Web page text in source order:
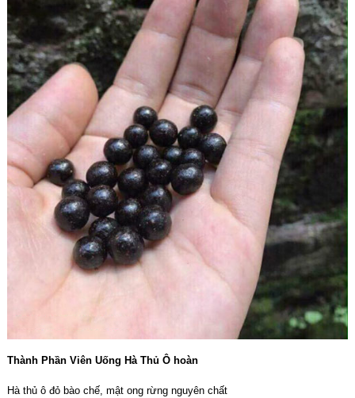
Thành Phần Viên Uống Hà Thủ Ô hoàn
Hà thủ ô đỏ bào chế, mật ong rừng nguyên chất